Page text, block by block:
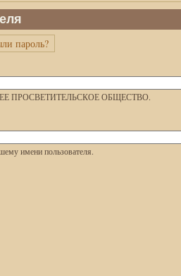
вкладка)
пароль?
ПРОСВЕТИТЕЛЬСКОЕ ОБЩЕСТВО.
имени пользователя.